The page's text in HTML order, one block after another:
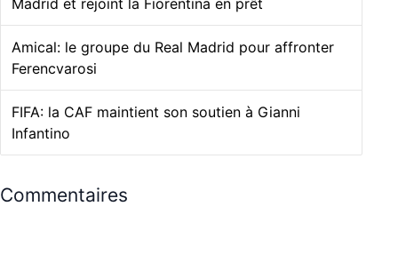
Madrid et rejoint la Fiorentina en prêt
Amical: le groupe du Real Madrid pour affronter
Ferencvarosi
FIFA: la CAF maintient son soutien à Gianni
Infantino
Commentaires